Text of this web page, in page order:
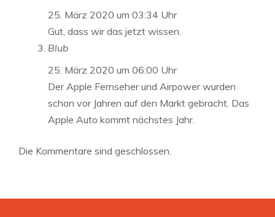
25. März 2020 um 03:34 Uhr
Gut, dass wir das jetzt wissen.
Blub
25. März 2020 um 06:00 Uhr
Der Apple Fernseher und Airpower wurden
schon vor Jahren auf den Markt gebracht. Das
Apple Auto kommt nächstes Jahr.
Die Kommentare sind geschlossen.